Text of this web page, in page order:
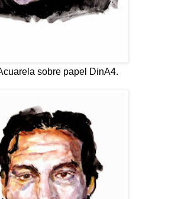
sobre papel DinA4.